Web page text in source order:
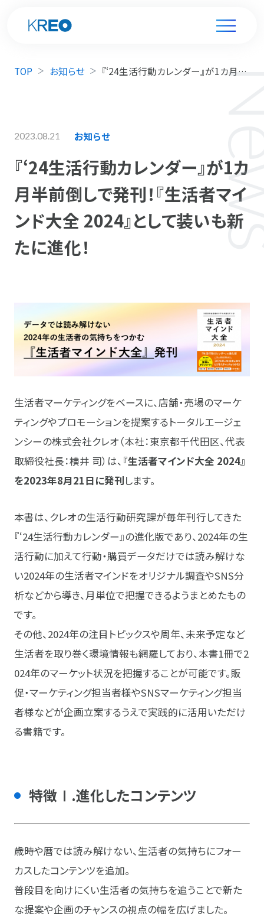
TOP お知らせ 『‘24生活行動カレンダー』が1カ月半前倒しで発刊！『生活者マインド大全 2024』として装いも新たに進化！
2023.08.21 お知らせ
『‘24生活行動カレンダー』が1カ
月半前倒しで発刊！『生活者マイ
ンド大全 2024』として装いも新
たに進化！
生活者マーケティングをベースに、店舗・売場のマーケ
ティングやプロモーションを提案するトータルエージェ
ンシーの株式会社クレオ（本社：東京都千代田区、代表
取締役社長：横井 司）は、 『生活者マインド大全 2024』
を2023年8月21日に発刊します。
本書は、クレオの生活行動研究課が毎年刊行してきた
『‘24生活行動カレンダー』の進化版であり、2024年の生
活行動に加えて行動・購買データだけでは読み解けな
い2024年の生活者マインドをオリジナル調査やSNS分
析などから導き、月単位で把握できるようまとめたもの
です。
その他、2024年の注目トピックスや周年、未来予定など
生活者を取り巻く環境情報も網羅しており、本書1冊で2
024年のマーケット状況を把握することが可能です。販
促・マーケティング担当者様やSNSマーケティング担当
者様などが企画立案するうえで実践的に活用いただけ
る書籍です。
特徴Ⅰ.進化したコンテンツ
歳時や暦では読み解けない、生活者の気持ちにフォー
カスしたコンテンツを追加。
普段目を向けにくい生活者の気持ちを追うことで新た
な提案や企画のチャンスの視点の幅を広げました。